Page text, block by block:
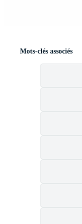
Mots-clés associés